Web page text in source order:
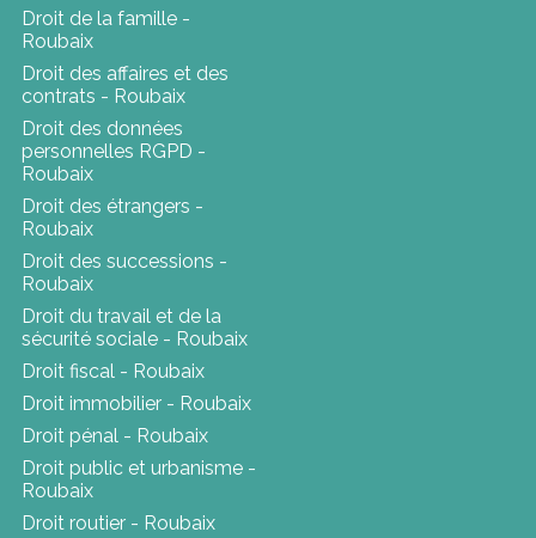
Droit de la famille -
Roubaix
Droit des affaires et des
contrats - Roubaix
Droit des données
personnelles RGPD -
Roubaix
Droit des étrangers -
Roubaix
Droit des successions -
Roubaix
Droit du travail et de la
sécurité sociale - Roubaix
Droit fiscal - Roubaix
Droit immobilier - Roubaix
Droit pénal - Roubaix
Droit public et urbanisme -
Roubaix
Droit routier - Roubaix